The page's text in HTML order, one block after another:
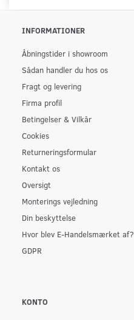
INFORMATIONER
Åbningstider i showroom
Sådan handler du hos os
Fragt og levering
Firma profil
Betingelser & Vilkår
Cookies
Returneringsformular
Kontakt os
Oversigt
Monterings vejledning
Din beskyttelse
Hvor blev E-Handelsmærket af?
GDPR
KONTO